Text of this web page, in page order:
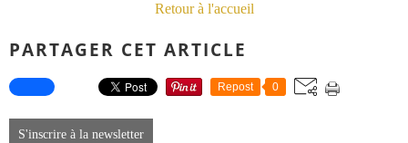
Retour à l'accueil
PARTAGER CET ARTICLE
Repost 0
S'inscrire à la newsletter